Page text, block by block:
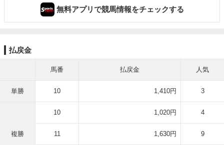
無料アプリで競馬情報をチェックする
払戻金
馬番 払戻金 人気
単勝 10 1,410円 3
複勝
10 1,020円 4
11 1,630円 9